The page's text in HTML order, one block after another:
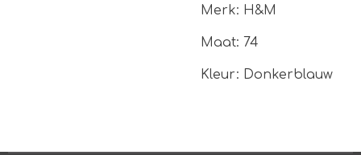
Merk: H&M
Maat: 74
Kleur: Donkerblauw